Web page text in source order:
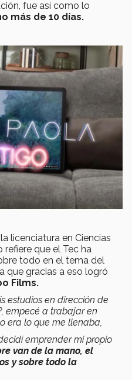
fue así como lo
más de 10 días.
licenciatura en Ciencias
refiere que el Tec ha
todo en el tema del
que gracias a eso logró
Films.
estudios en dirección de
empecé a trabajar en
era lo que me llenaba,
emprender mi propio
van de la mano, el
y sobre todo la